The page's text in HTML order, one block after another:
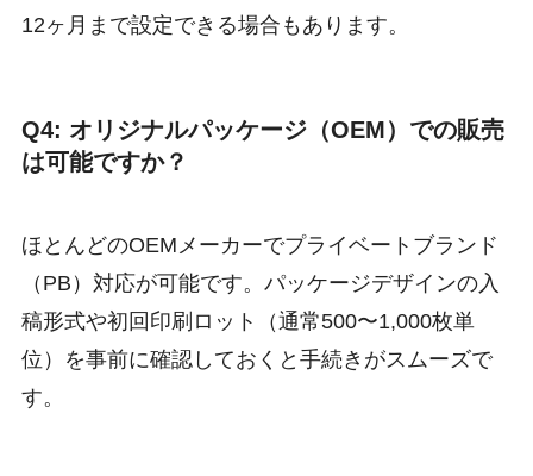
12ヶ月まで設定できる場合もあります。
Q4: オリジナルパッケージ（OEM）での販売
は可能ですか？
ほとんどのOEMメーカーでプライベートブランド
（PB）対応が可能です。パッケージデザインの入
稿形式や初回印刷ロット（通常500〜1,000枚単
位）を事前に確認しておくと手続きがスムーズで
す。